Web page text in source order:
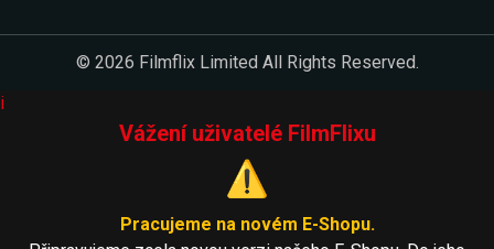
© 2026 Filmflix Limited All Rights Reserved.
i
Vážení uživatelé FilmFlixu
⚠️
Pracujeme na novém E-Shopu.